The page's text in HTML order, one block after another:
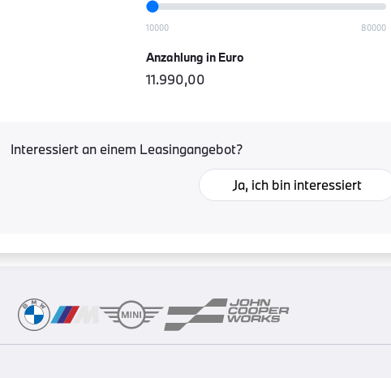
Anzahlung in Euro
11.990,00
Interessiert an einem Leasingangebot?
Ja, ich bin interessiert